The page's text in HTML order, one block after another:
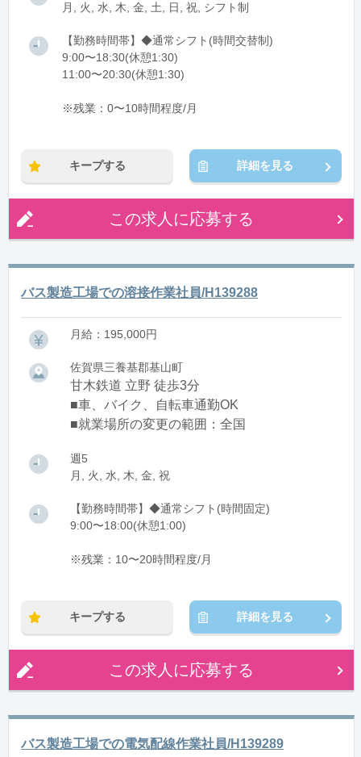
月, 火, 水, 木, 金, 土, 日, 祝, シフト制
【勤務時間帯】◆通常シフト(時間交替制)
9:00〜18:30(休憩1:30)
11:00〜20:30(休憩1:30)
※残業：0〜10時間程度/月
キープする 詳細を見る
この求人に応募する
バス製造工場での溶接作業社員/H139288
月給：195,000円
佐賀県三養基郡基山町
甘木鉄道 立野 徒歩3分
■車、バイク、自転車通勤OK
■就業場所の変更の範囲：全国
週5
月, 火, 水, 木, 金, 祝
【勤務時間帯】◆通常シフト(時間固定)
9:00〜18:00(休憩1:00)
※残業：10〜20時間程度/月
キープする 詳細を見る
この求人に応募する
バス製造工場での電気配線作業社員/H139289